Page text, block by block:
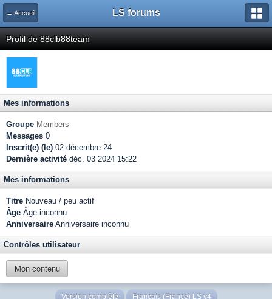
← Accueil LS forums
Profil de 88clb88team
Mes informations
Groupe Members
Messages 0
Inscrit(e) (le) 02-décembre 24
Dernière activité déc. 03 2024 15:22
Mes informations
Titre Nouveau / peu actif
Âge Âge inconnu
Anniversaire Anniversaire inconnu
Contrôles utilisateur
Mon contenu
Version complète Français (France) LS v4